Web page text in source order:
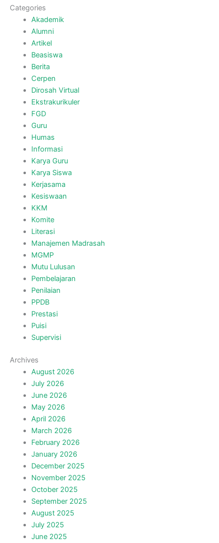
Categories
Akademik
Alumni
Artikel
Beasiswa
Berita
Cerpen
Dirosah Virtual
Ekstrakurikuler
FGD
Guru
Humas
Informasi
Karya Guru
Karya Siswa
Kerjasama
Kesiswaan
KKM
Komite
Literasi
Manajemen Madrasah
MGMP
Mutu Lulusan
Pembelajaran
Penilaian
PPDB
Prestasi
Puisi
Supervisi
Archives
August 2026
July 2026
June 2026
May 2026
April 2026
March 2026
February 2026
January 2026
December 2025
November 2025
October 2025
September 2025
August 2025
July 2025
June 2025